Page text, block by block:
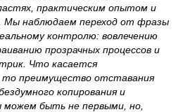
практическим опытом и
Мы наблюдаем переход от фразы
контролю: вовлечению
прозрачных процессов и
Что касается
преимущество отставания
копирования и
быть не первыми, но,